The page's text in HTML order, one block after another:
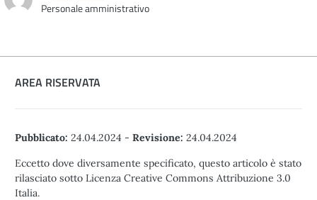
Personale amministrativo
AREA RISERVATA
Pubblicato: 24.04.2024 - Revisione: 24.04.2024
Eccetto dove diversamente specificato, questo articolo è stato
rilasciato sotto Licenza Creative Commons Attribuzione 3.0
Italia.